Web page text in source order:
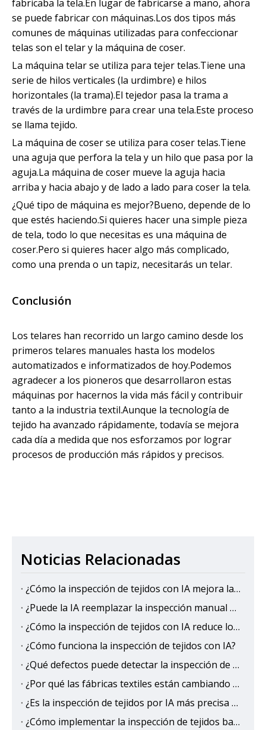
fabricaba la tela.En lugar de fabricarse a mano, ahora
se puede fabricar con máquinas.Los dos tipos más
comunes de máquinas utilizadas para confeccionar
telas son el telar y la máquina de coser.
La máquina telar se utiliza para tejer telas.Tiene una
serie de hilos verticales (la urdimbre) e hilos
horizontales (la trama).El tejedor pasa la trama a
través de la urdimbre para crear una tela.Este proceso
se llama tejido.
La máquina de coser se utiliza para coser telas.Tiene
una aguja que perfora la tela y un hilo que pasa por la
aguja.La máquina de coser mueve la aguja hacia
arriba y hacia abajo y de lado a lado para coser la tela.
¿Qué tipo de máquina es mejor?Bueno, depende de lo
que estés haciendo.Si quieres hacer una simple pieza
de tela, todo lo que necesitas es una máquina de
coser.Pero si quieres hacer algo más complicado,
como una prenda o un tapiz, necesitarás un telar.
Conclusión
Los telares han recorrido un largo camino desde los
primeros telares manuales hasta los modelos
automatizados e informatizados de hoy.Podemos
agradecer a los pioneros que desarrollaron estas
máquinas por hacernos la vida más fácil y contribuir
tanto a la industria textil.Aunque la tecnología de
tejido ha avanzado rápidamente, todavía se mejora
cada día a medida que nos esforzamos por lograr
procesos de producción más rápidos y precisos.
Noticias Relacionadas
¿Cómo la inspección de tejidos con IA mejora la eficiencia de la producción en las fábricas textiles?
¿Puede la IA reemplazar la inspección manual de telas?
¿Cómo la inspección de tejidos con IA reduce los costos de control de calidad?
¿Cómo funciona la inspección de tejidos con IA?
¿Qué defectos puede detectar la inspección de tejidos con IA?
¿Por qué las fábricas textiles están cambiando a la inspección de tejidos con IA?
¿Es la inspección de tejidos por IA más precisa que la humana?
¿Cómo implementar la inspección de tejidos basada en IA para eliminar la salida de defectos?